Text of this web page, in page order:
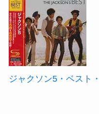
ジャクソン5・ベスト